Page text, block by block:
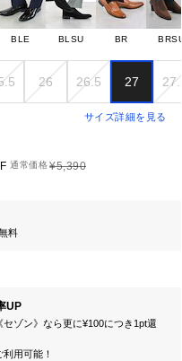
BLE BLSU BR BRSU
26 26.5 27 27.5
サイズ詳細を見る
通常価格¥5,390
料
UP
ゾン》なら更に¥100につき1pt還
用可能！